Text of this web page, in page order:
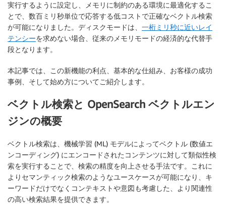
実行するように設定し、メモリに制約のある環境に最適化するこ
とで、数百ミリ秒単位で応答する低コストで正確なベクトル検索
が可能になりました。ディスクモードは、 一桁ミリ秒に近いレイ
テンシーを求めない場合、従来のメモリモードの経済的な代替手
段となります。
本記事では、この新機能の利点、基本的な仕組み、お客様の成功
事例、そして始め方についてご紹介します。
ベクトル検索と OpenSearch ベクトルエン
ジンの概要
ベクトル検索は、機械学習 (ML) モデルによってベクトル (数値エ
ンコーディング) にエンコードされたコンテンツに対して類似性検
索を実行することで、検索の精度を向上させる手法です。これに
よりセマンティック検索のようなユースケースが可能になり、キ
ーワードだけでなくコンテキストや意図も考慮した、より関連性
の高い検索結果を提供できます。